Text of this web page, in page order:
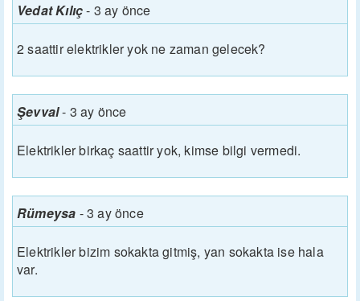
Vedat Kılıç- 3 ay önce
2 saattir elektrikler yok ne zaman gelecek?
Şevval- 3 ay önce
Elektrikler birkaç saattir yok, kimse bilgi vermedi.
Rümeysa -3 ay önce
Elektrikler bizim sokakta gitmiş, yan sokakta ise hala
var.